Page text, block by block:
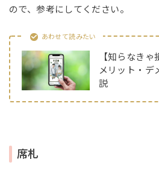
ので、参考にしてください。
あわせて読みたい
【知らなき
メリット・デ
説
席札